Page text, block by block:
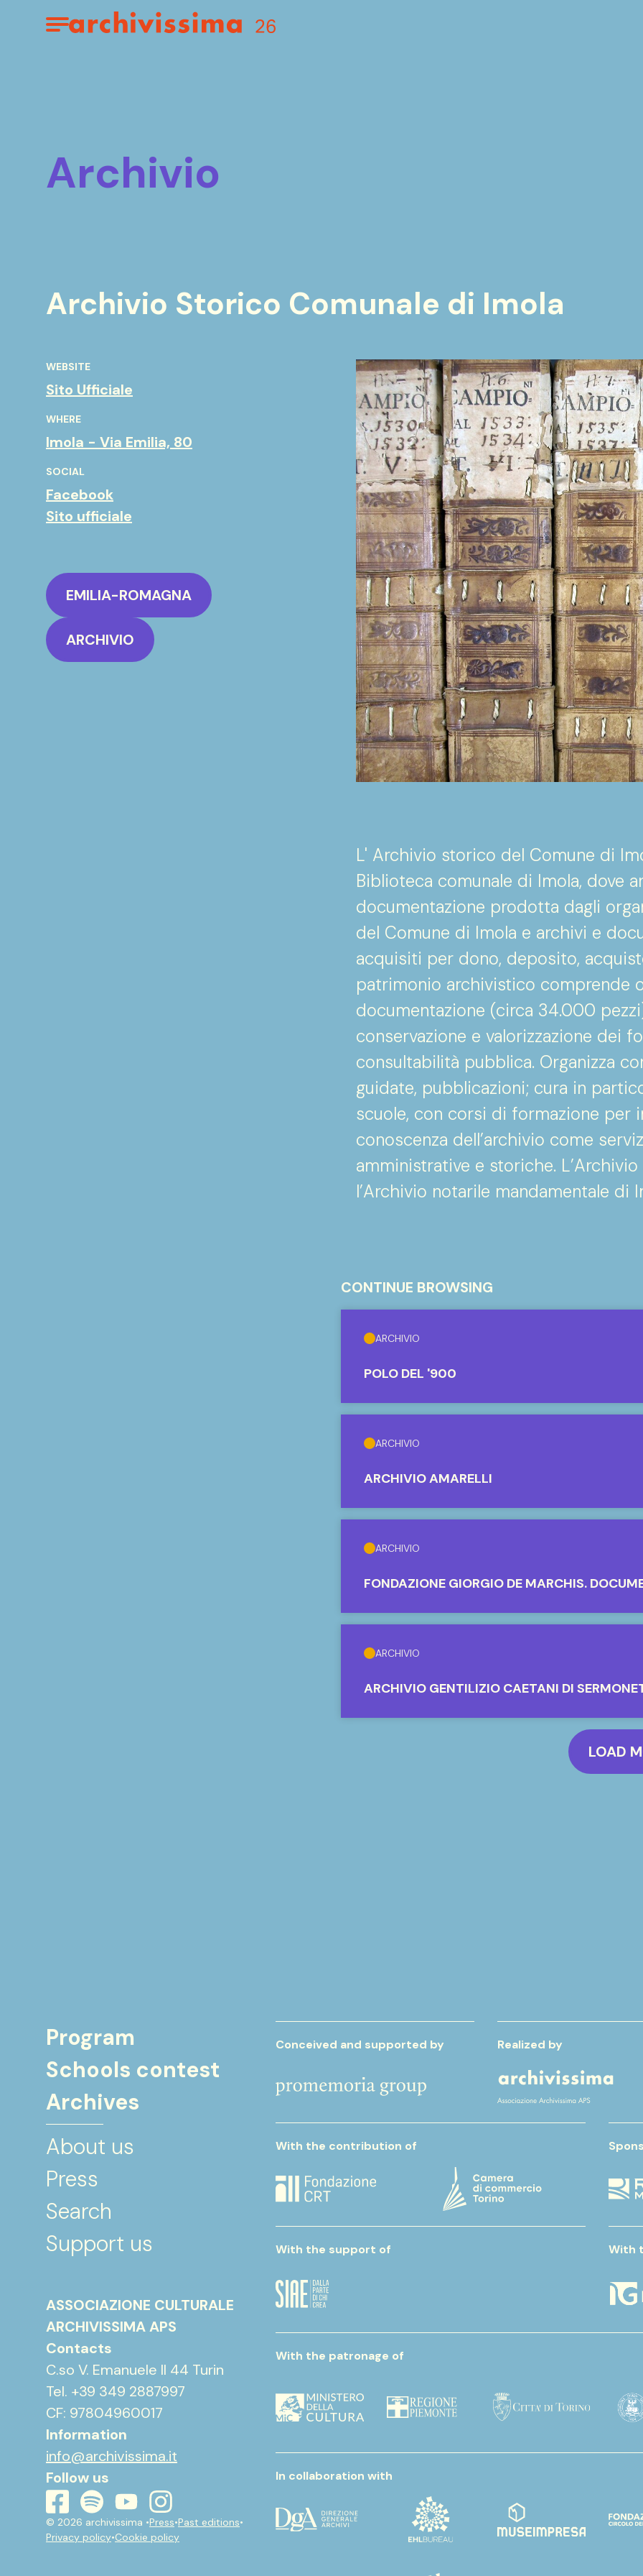
Home page
Apri il menu
archivio
Archivio Storico Comunale di Imola
WEBSITE
Sito Ufficiale
WHERE
Imola - Via Emilia, 80
SOCIAL
Facebook
Sito ufficiale
EMILIA-ROMAGNA
ARCHIVIO
L' Archivio storico del Comune di
Biblioteca comunale di Imola, dove
documentazione prodotta dagli
del Comune di Imola e archivi e
acquisiti per dono, deposito,
patrimonio archivistico comprende
documentazione (circa 34.000
conservazione e valorizzazione dei
consultabilità pubblica. Organizza
guidate, pubblicazioni; cura in
scuole, con corsi di formazione per
conoscenza dell’archivio come
amministrative e storiche.
l’Archivio notarile mandamentale di
CONTINUE BROWSING
ARCHIVIO
POLO DEL '900
ARCHIVIO
ARCHIVIO AMARELLI
ARCHIVIO
FONDAZIONE GIORGIO DE MARCHIS.
ARCHIVIO
ARCHIVIO GENTILIZIO CAETANI DI
LOAD
Program
Schools contest
Archives
About us
Press
Search
Support us
ASSOCIAZIONE CULTURALE
ARCHIVISSIMA APS
Contacts
C.so V. Emanuele II 44 Turin
Tel. +39 349 2887997
CF: 97804960017
Information
info@archivissima.it
Follow us
facebook
spotifyyoutubeinstagram
© 2026 archivissima •Press•Past editions•
Privacy policy•Cookie policy
Conceived and supported by Realized by
With the contribution of
With the support of With
With the patronage of
In collaboration with